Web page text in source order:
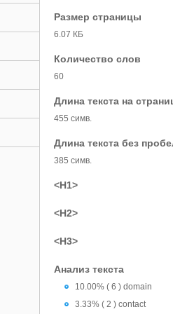
Размер страницы
6.07 КБ
Количество слов
60
Длина текста на
455 симв.
Длина текста без
385 симв.
<H1>
<H2>
<H3>
Анализ текста
10.00% ( 6 ) domain
3.33% ( 2 ) contact